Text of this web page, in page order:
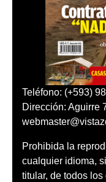
Teléfono: (+593)
Dirección: Aguirre
Prohibida la
cualquier idioma,
titular, de todos